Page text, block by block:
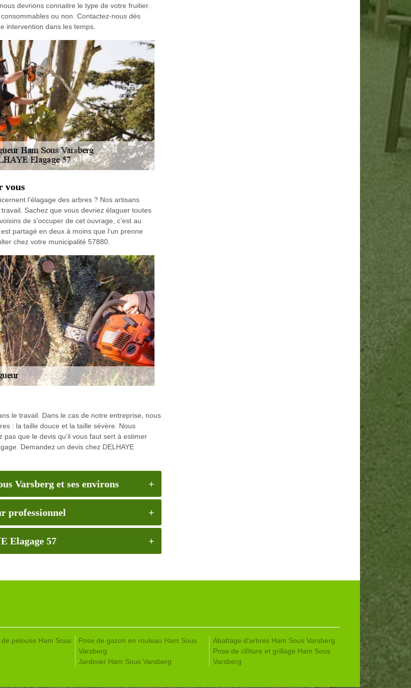
devrions connaitre le type de votre fruitier.
ou non. Contactez-nous dès
intervention dans les temps.
vous
l’élagage des arbres ? Nos artisans
Sachez que vous devriez élaguer toutes
de s’occuper de cet ouvrage, c’est au
partagé en deux à moins que l’un prenne
chez votre municipalité 57880.
le travail. Dans le cas de notre entreprise, nous
: la taille douce et la taille sévère. Nous
pas que le devis qu’il vous faut sert à estimer
Demandez un devis chez DELHAYE
Varsberg et ses environs
professionnel
Elagage 57
pelouse Ham Sous
Pose de gazon en rouleau Ham Sous
Varsberg
Jardinier Ham Sous Varsberg
Abattage d'arbres Ham Sous Varsberg
Pose de clôture et grillage Ham Sous
Varsberg